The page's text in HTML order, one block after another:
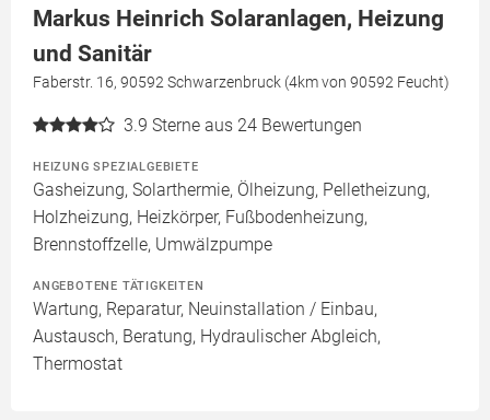
Markus Heinrich Solaranlagen, Heizung
und Sanitär
Faberstr. 16, 90592 Schwarzenbruck (4km von 90592 Feucht)
3.9 Sterne aus 24 Bewertungen
HEIZUNG SPEZIALGEBIETE
Gasheizung, Solarthermie, Ölheizung, Pelletheizung,
Holzheizung, Heizkörper, Fußbodenheizung,
Brennstoffzelle, Umwälzpumpe
ANGEBOTENE TÄTIGKEITEN
Wartung, Reparatur, Neuinstallation / Einbau,
Austausch, Beratung, Hydraulischer Abgleich,
Thermostat